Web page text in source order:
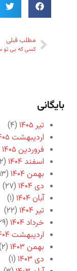
مطلب قبلی
بایگانی
تیر ۱۴۰۵
(۴)
اردیبهشت ۱۴۰۵
فروردین ۱۴۰۵
اسفند ۱۴۰۴
(۱۲)
بهمن ۱۴۰۴
(۱۳)
دی ۱۴۰۴
(۲۷)
آبان ۱۴۰۴
(۱)
تیر ۱۴۰۴
(۲۲)
خرداد ۱۴۰۴
(۲۹)
اردیبهشت ۱۴۰۴
بهمن ۱۴۰۳
(۲)
دی ۱۴۰۳
(۱)